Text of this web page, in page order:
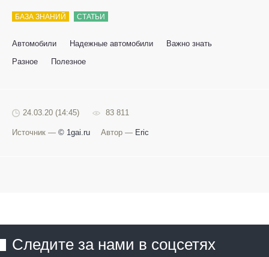
БАЗА ЗНАНИЙ СТАТЬИ
Автомобили Надежные автомобили
Важно знать
Разное
Полезное
24.03.20 (14:45) 83 811
Источник — © 1gai.ru Автор — Eric
Следите за нами в соцсетях